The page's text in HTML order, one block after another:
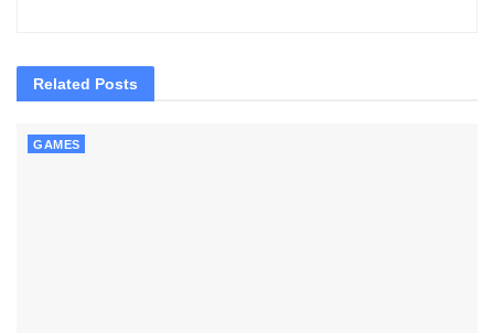
Related Posts
GAMES